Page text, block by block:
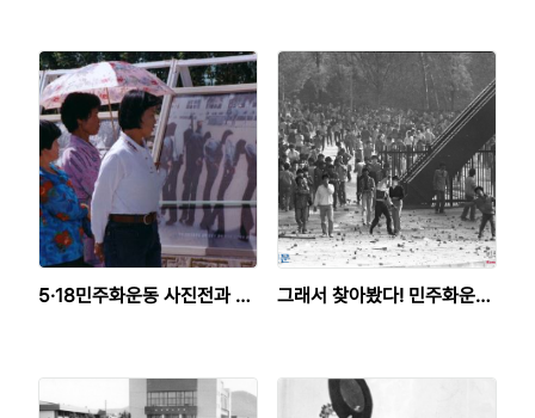
5·18민주화운동 사진전과 개
그래서 찾아봤다! 민주화운동